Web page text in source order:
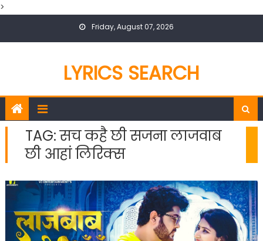
>
Friday, August 07, 2026
LYRICS SEARCH
TAG:सच कहै छी सजना लाजवाब
छी आहां लिरिक्स